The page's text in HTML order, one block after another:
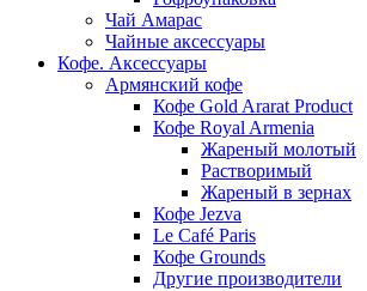
Чай Амарас
Чайные аксессуары
Кофе. Аксессуары
Армянский кофе
Кофе Gold Ararat Product
Кофе Royal Armenia
Жареный молотый
Растворимый
Жареный в зернах
Кофе Jezva
Le Café Paris
Кофе Grounds
Другие производители